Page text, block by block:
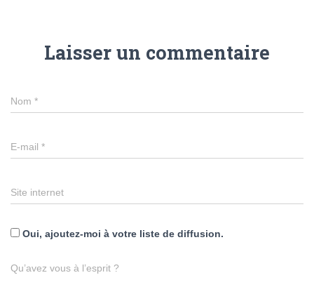
Laisser un commentaire
Nom *
E-mail *
Site internet
Oui, ajoutez-moi à votre liste de diffusion.
Qu’avez vous à l’esprit ?